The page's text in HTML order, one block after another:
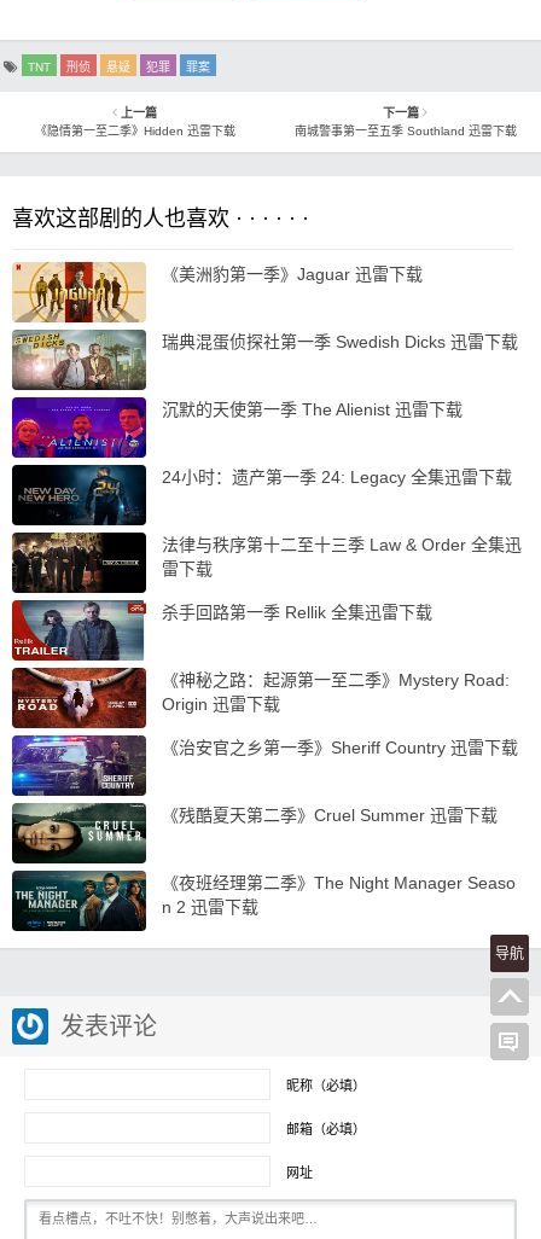
TNT 刑侦 悬疑 犯罪 罪案
上一篇
《隐情第一至二季》Hidden 迅雷下载
下一篇
南城警事第一至五季 Southland 迅雷下载
喜欢这部剧的人也喜欢 · · · · · ·
《美洲豹第一季》Jaguar 迅雷下载
瑞典混蛋侦探社第一季 Swedish Dicks 迅雷下载
沉默的天使第一季 The Alienist 迅雷下载
24小时：遗产第一季 24: Legacy 全集迅雷下载
法律与秩序第十二至十三季 Law & Order 全集迅
雷下载
杀手回路第一季 Rellik 全集迅雷下载
《神秘之路：起源第一至二季》Mystery Road:
Origin 迅雷下载
《治安官之乡第一季》Sheriff Country 迅雷下载
《残酷夏天第二季》Cruel Summer 迅雷下载
《夜班经理第二季》The Night Manager Seaso
n 2 迅雷下载
发表评论
昵称（必填）
邮箱（必填）
网址
导航